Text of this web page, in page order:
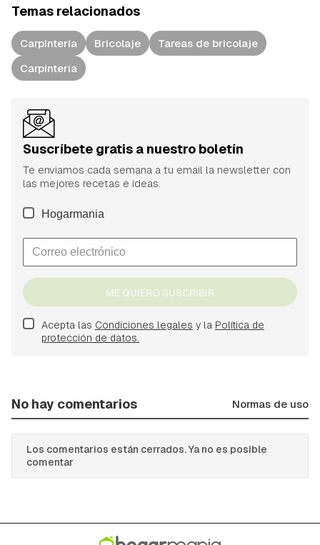
Temas relacionados
Carpintería Bricolaje
Tareas de bricolaje
Carpintería
Suscríbete gratis a nuestro boletín
Te enviamos cada semana a tu email la newsletter con
las mejores recetas e ideas.
Hogarmania
ME QUIERO SUSCRIBIR
Acepta las Condiciones legales y la Política de
protección de datos.
No hay comentarios Normas de uso
Los comentarios están cerrados. Ya no es posible
comentar